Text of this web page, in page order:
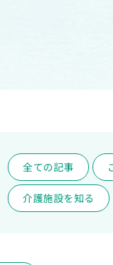
全ての記事
介護施設を知る